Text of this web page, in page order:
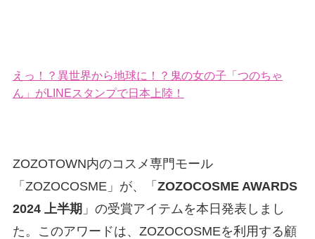
えっ！？異世界から地球に！？鬼の女の子「つのちゃ
ん」がLINEスタンプで日本上陸！
ZOZOTOWN内のコスメ専門モール
「ZOZOCOSME」が、「 ZOZOCOSME AWARDS
2024 上半期 」の受賞アイテムを本日発表しまし
た。このアワードは、ZOZOCOSMEを利用する顧